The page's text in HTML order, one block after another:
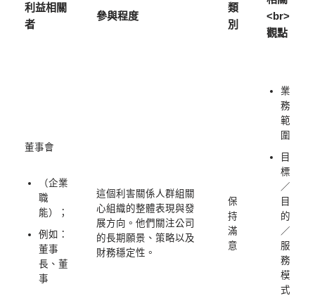
利益相關
者
參與程度
類
別
<br>
觀點
董事會
（企業
職
能）；
例如：
董事
長、董
事
這個利害關係人群組關
心組織的整體表現與發
展方向。他們關注公司
的長期願景、策略以及
財務穩定性。
保
持
滿
意
業
務
範
圍
目
標
／
目
的
／
服
務
模
式